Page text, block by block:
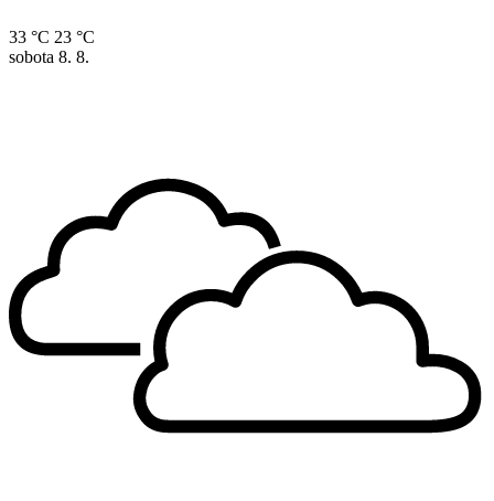
33 °C 23 °C
sobota 8. 8.